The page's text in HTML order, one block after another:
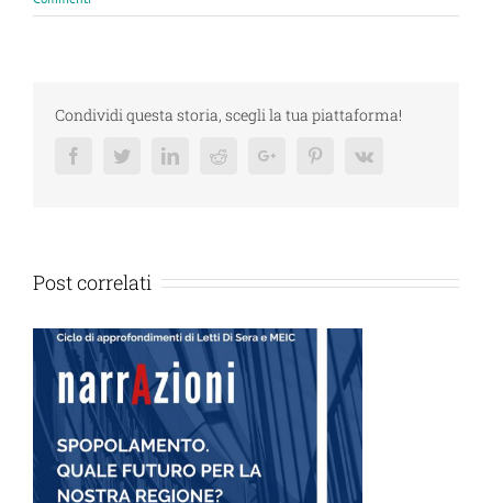
Condividi questa storia, scegli la tua piattaforma!
FacebookTwitterLinkedinRedditGoogle+ PinterestVk
Post correlati